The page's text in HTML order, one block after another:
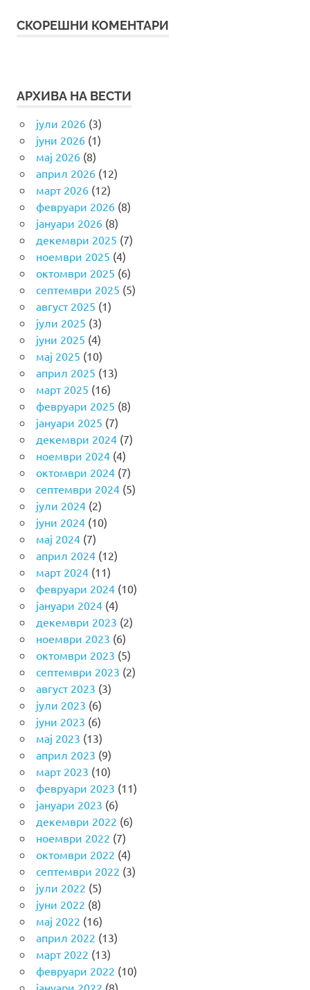
СКОРЕШНИ КОМЕНТАРИ
АРХИВА НА ВЕСТИ
јули 2026(3)
јуни 2026(1)
мај 2026(8)
април 2026(12)
март 2026(12)
февруари 2026(8)
јануари 2026(8)
декември 2025 (7)
ноември 2025 (4)
октомври 2025 (6)
септември 2025 (5)
август 2025 (1)
јули 2025 (3)
јуни 2025 (4)
мај 2025 (10)
април 2025 (13)
март 2025 (16)
февруари 2025 (8)
јануари 2025 (7)
декември 2024(7)
ноември 2024(4)
октомври 2024(7)
септември 2024(5)
јули 2024(2)
јуни 2024(10)
мај 2024(7)
април 2024(12)
март 2024(11)
февруари 2024(10)
јануари 2024(4)
декември 2023 (2)
ноември 2023 (6)
октомври 2023 (5)
септември 2023 (2)
август 2023 (3)
јули 2023 (6)
јуни 2023 (6)
мај 2023 (13)
април 2023 (9)
март 2023 (10)
февруари 2023 (11)
јануари 2023 (6)
декември 2022 (6)
ноември 2022 (7)
октомври 2022 (4)
септември 2022 (3)
јули 2022 (5)
јуни 2022 (8)
мај 2022 (16)
април 2022 (13)
март 2022 (13)
февруари 2022 (10)